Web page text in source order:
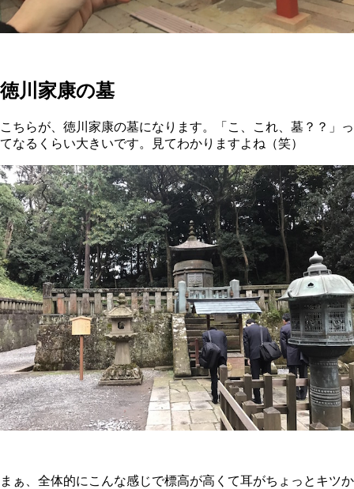
徳川家康の墓
こちらが、徳川家康の墓になります。「こ、これ、墓？？」っ
てなるくらい大きいです。見てわかりますよね（笑）
まぁ、全体的にこんな感じで標高が高くて耳がちょっとキツか